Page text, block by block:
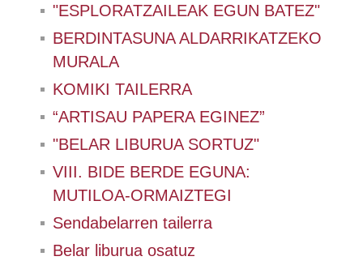
"ESPLORATZAILEAK EGUN BATEZ"
BERDINTASUNA ALDARRIKATZEKO
MURALA
KOMIKI TAILERRA
“ARTISAU PAPERA EGINEZ”
"BELAR LIBURUA SORTUZ"
VIII. BIDE BERDE EGUNA:
MUTILOA-ORMAIZTEGI
Sendabelarren tailerra
Belar liburua osatuz